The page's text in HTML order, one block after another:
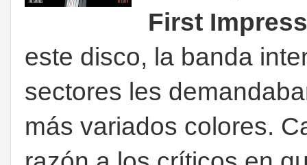
First
este disco, la banda
sectores les
más variados colores.